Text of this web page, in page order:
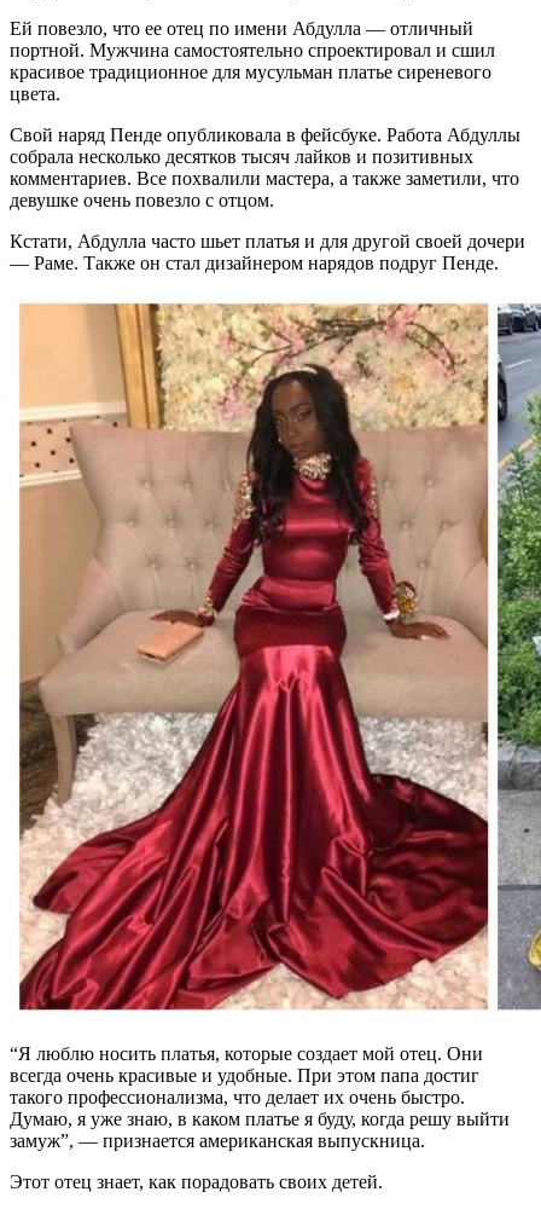
Ей повезло, что ее отец по имени Абдулла — отличный
портной. Мужчина самостоятельно спроектировал и сшил
красивое традиционное для мусульман платье сиреневого
цвета.
Свой наряд Пенде опубликовала в фейсбуке. Работа Абдуллы
собрала несколько десятков тысяч лайков и позитивных
комментариев. Все похвалили мастера, а также заметили, что
девушке очень повезло с отцом.
Кстати, Абдулла часто шьет платья и для другой своей дочери
— Раме. Также он стал дизайнером нарядов подруг Пенде.
“Я люблю носить платья, которые создает мой отец. Они
всегда очень красивые и удобные. При этом папа достиг
такого профессионализма, что делает их очень быстро.
Думаю, я уже знаю, в каком платье я буду, когда решу выйти
замуж”, — признается американская выпускница.
Этот отец знает, как порадовать своих детей.